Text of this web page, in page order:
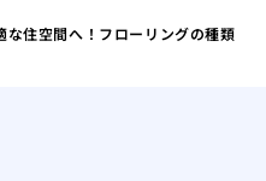
な住空間へ！フローリングの種類